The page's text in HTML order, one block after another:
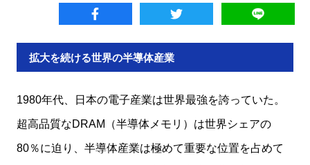
拡大を続ける世界の半導体産業
1980年代、日本の電子産業は世界最強を誇っていた。
超高品質なDRAM（半導体メモリ）は世界シェアの
80％に迫り、半導体産業は極めて重要な位置を占めて